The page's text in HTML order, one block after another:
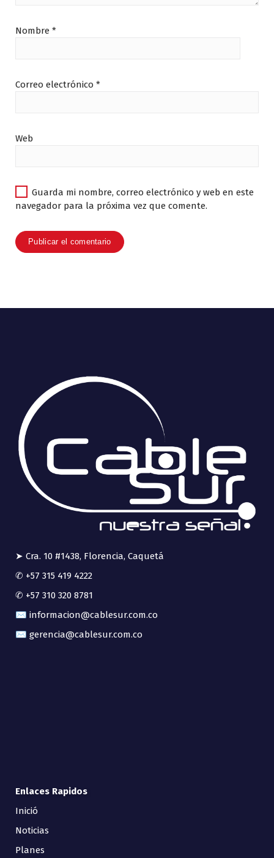
Nombre *
Correo electrónico *
Web
Guarda mi nombre, correo electrónico y web en este
navegador para la próxima vez que comente.
➤ Cra. 10 #1438, Florencia, Caquetá
✆ +57 315 419 4222
✆ +57 310 320 8781
✉ informacion@cablesur.com.co
✉ gerencia@cablesur.com.co
Enlaces Rapidos
Inició
Noticias
Planes